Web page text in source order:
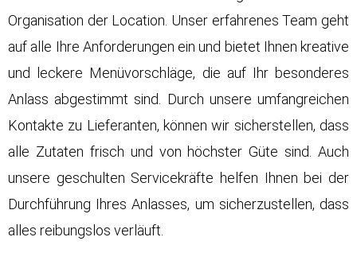
Organisation der Location. Unser erfahrenes Team geht
auf alle Ihre Anforderungen ein und bietet Ihnen kreative
und leckere Menüvorschläge, die auf Ihr besonderes
Anlass abgestimmt sind. Durch unsere umfangreichen
Kontakte zu Lieferanten, können wir sicherstellen, dass
alle Zutaten frisch und von höchster Güte sind. Auch
unsere geschulten Servicekräfte helfen Ihnen bei der
Durchführung Ihres Anlasses, um sicherzustellen, dass
alles reibungslos verläuft.